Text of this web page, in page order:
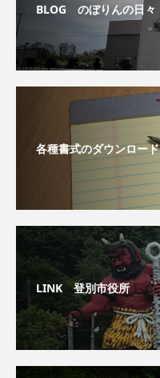
BLOG のぼりんの日々
各種書式のダウンロード
LINK 登別市役所